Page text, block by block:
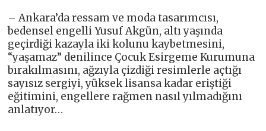
– Ankara’da ressam ve moda tasarımcısı,
bedensel engelli Yusuf Akgün, altı yaşında
geçirdiği kazayla iki kolunu kaybetmesini,
“yaşamaz” denilince Çocuk Esirgeme Kurumuna
bırakılmasını, ağzıyla çizdiği resimlerle açtığı
sayısız sergiyi, yüksek lisansa kadar eriştiği
eğitimini, engellere rağmen nasıl yılmadığını
anlatıyor…